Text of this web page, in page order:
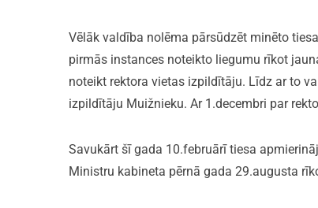
Vēlāk valdība nolēma pārsūdzēt minēto
pirmās instances noteikto liegumu rīkot
noteikt rektora vietas izpildītāju. Līdz ar to
izpildītāju Muižnieku. Ar 1.decembri par
Savukārt šī gada 10.februārī tiesa
Ministru kabineta pērnā gada 29.augusta